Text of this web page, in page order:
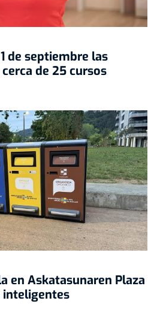
de septiembre las
de 25 cursos
en Askatasunaren Plaza